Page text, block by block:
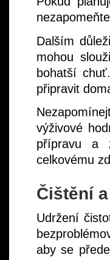
Dalším
mohou
bohatší
připravit
výživové
přípravu a
celkovému
Čištění
Udržení
aby se